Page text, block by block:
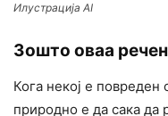
Илустрација AI
Зошто оваа
Кога некој е
природно е да сака да